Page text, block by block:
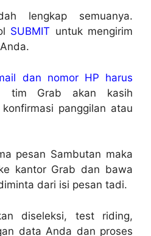
lengkap semuanya.
SUBMIT untuk mengirim
dan nomor HP harus
tim Grab akan kasih
panggilan atau
pesan Sambutan maka
kantor Grab dan bawa
dari isi pesan tadi.
diseleksi, test riding,
data Anda dan proses